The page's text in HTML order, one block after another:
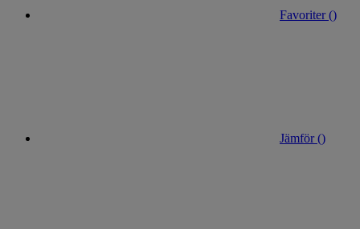
Favoriter ()
Jämför ()